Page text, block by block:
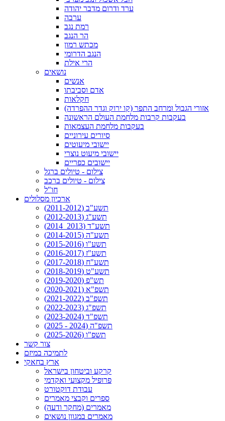
ערד ודרום מדבר יהודה
ערבה
רמת נגב
הר הנגב
מכתש רמון
הנגב הדרומי
הרי אילת
נושאים
אנשים
אדם וסביבתו
חקלאות
אזורי הגבול ומרחב התפר (קו ירוק וגדר ההפרדה)
בעקבות קרבות מלחמת העולם הראשונה
בעקבות מלחמת העצמאות
סיורים עירוניים
יישובי מיעוטים
יישובי מיעוט נוצרי
יישובים כפריים
צילום - טיולים ברגל
צילום - טיולים ברכב
חו"ל
ארכיון מסלולים
תשע"ב (2011-2012)
תשע"ג (2012-2013)
תשע"ד (2013_2014)
תשע"ה (2014-2015)
תשע"ו (2015-2016)
תשע"ז (2016-2017)
תשע"ח (2017-2018)
תשע"ט (2018-2019)
תש"פ (2019-2020)
תשפ"א (2020-2021)
תשפ"ב (2021-2022)
תשפ"ג (2022-2023)
תשפ"ד (2023-2024)
תשפ"ה (2024 - 2025)
תשפ"ו (2025-2026)
צור קשר
לתמיכה במיזם
ארץ בחאקי
קרקע וביטחון בישראל
פרופיל מקצועי ואקדמי
עבודת דוקטורט
ספרים וקבצי מאמרים
מאמרים (מחקר ודעה)
מאמרים במגוון נושאים